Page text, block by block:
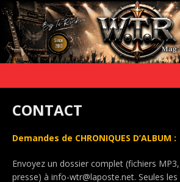
CONTACT
Demandes de CHRONIQUES D’ALBUM :
Envoyez un dossier complet (fichiers
presse) à info-wtr@laposte.net. Seules